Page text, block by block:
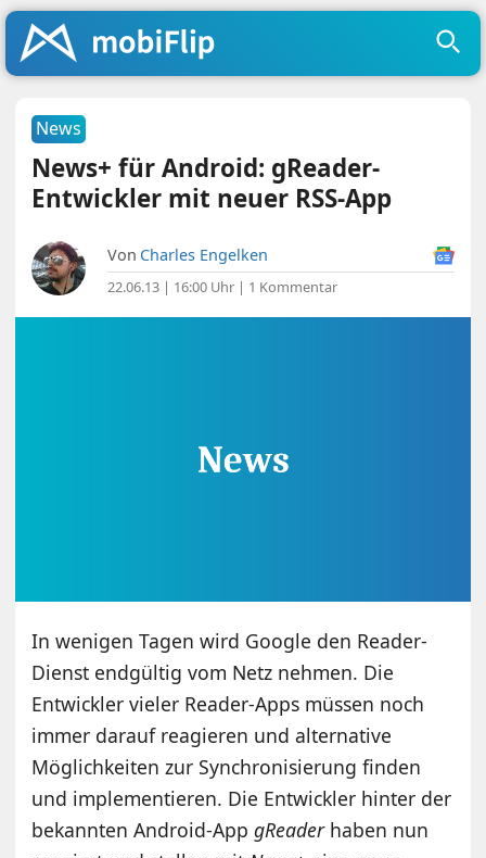
News
News+ für Android: gReader-
Entwickler mit neuer RSS-App
Von Charles Engelken
22.06.13 | 16:00 Uhr | 1 Kommentar
In wenigen Tagen wird Google den Reader-
Dienst endgültig vom Netz nehmen. Die
Entwickler vieler Reader-Apps müssen noch
immer darauf reagieren und alternative
Möglichkeiten zur Synchronisierung finden
und implementieren. Die Entwickler hinter der
bekannten Android-AppgReaderhaben nun